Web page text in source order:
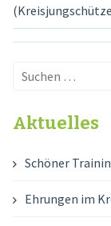
Suchen
Aktuelles
Schöner
Ehrungen im